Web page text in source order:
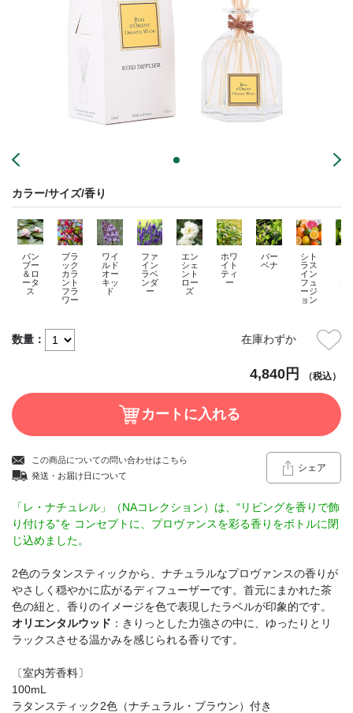
4,840円 （税込）
数量： 在庫わずか
カラー/サイズ/香り
バン
ブー
＆ロ
ータ
ス
ブラ
ック
カラ
ント
フラ
ワー
ワイ
ルド
オー
キッ
ド
ファ
イン
ラベ
ンダ
ー
エン
シェ
ント
ロー
ズ
ホワ
イト
ティ
ー
バー
ベナ
シト
ラス
イン
フュ
ージ
ョン
モ
この商品についての問い合わせはこちら
発送・お届け日について
シェア
「レ・ナチュレル」（NAコレクション）は、“リビングを香りで飾
り付ける”を コンセプトに、プロヴァンスを彩る香りをボトルに閉
じ込めました。
2色のラタンスティックから、ナチュラルなプロヴァンスの香りが
やさしく穏やかに広がるディフューザーです。首元にまかれた茶
色の紐と、香りのイメージを色で表現したラベルが印象的です。
オリエンタルウッド ：きりっとした力強さの中に、ゆったりとリ
ラックスさせる温かみを感じられる香りです。
〔室内芳香料〕
100mL
ラタンスティック2色（ナチュラル・ブラウン）付き